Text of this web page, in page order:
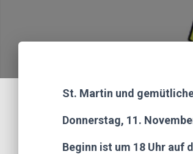
St. Martin und
Donnerstag, 11.
Beginn ist um 18 Uhr auf